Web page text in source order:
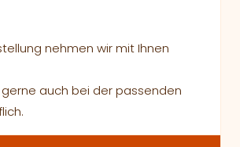
nehmen wir mit Ihnen
gerne auch bei der passenden